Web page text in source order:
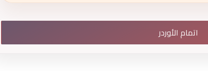
اتمام الأوردر